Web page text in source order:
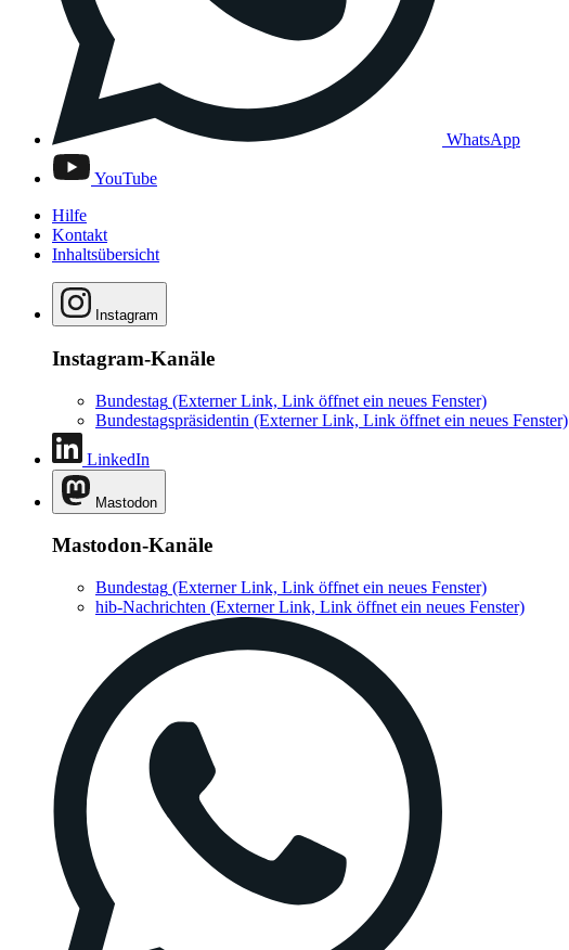
WhatsApp
YouTube
Hilfe
Kontakt
Inhaltsübersicht
Instagram
Instagram-Kanäle
Bundestag (Externer Link, Link öffnet ein neues Fenster)
Bundestagspräsidentin (Externer Link, Link öffnet ein neues Fenster)
LinkedIn
Mastodon
Mastodon-Kanäle
Bundestag (Externer Link, Link öffnet ein neues Fenster)
hib-Nachrichten (Externer Link, Link öffnet ein neues Fenster)